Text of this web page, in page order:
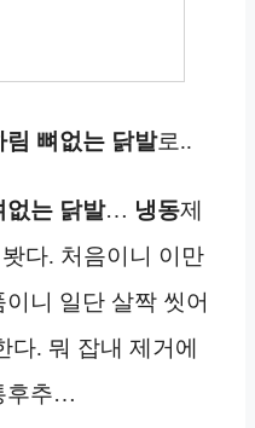
림 뼈없는 닭발로..
없는 닭발… 냉동제
다. 처음이니 이만
이니 일단 살짝 씻어
다. 뭐 잡내 제거에
후추…